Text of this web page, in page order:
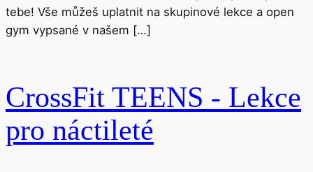
tebe! Vše můžeš uplatnit na skupinové lekce a open
gym vypsané v našem […]
CrossFit TEENS - Lekce
pro náctileté